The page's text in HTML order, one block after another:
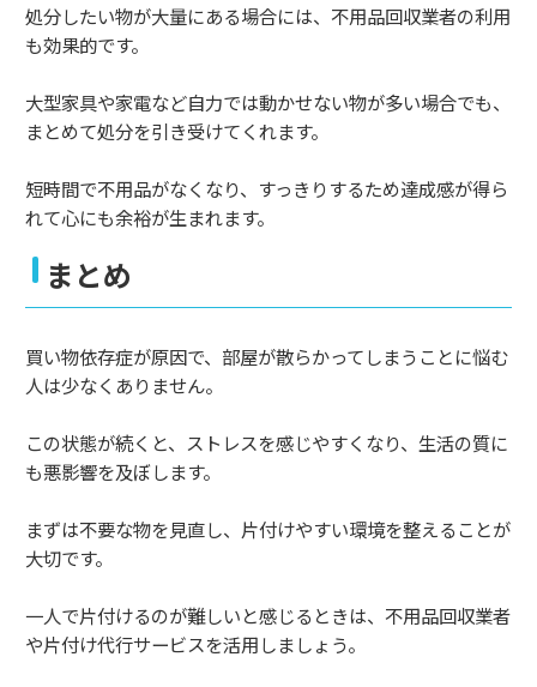
処分したい物が大量にある場合には、不用品回収業者の利用
も効果的です。
大型家具や家電など自力では動かせない物が多い場合でも、
まとめて処分を引き受けてくれます。
短時間で不用品がなくなり、すっきりするため達成感が得ら
れて心にも余裕が生まれます。
まとめ
買い物依存症が原因で、部屋が散らかってしまうことに悩む
人は少なくありません。
この状態が続くと、ストレスを感じやすくなり、生活の質に
も悪影響を及ぼします。
まずは不要な物を見直し、片付けやすい環境を整えることが
大切です。
一人で片付けるのが難しいと感じるときは、不用品回収業者
や片付け代行サービスを活用しましょう。